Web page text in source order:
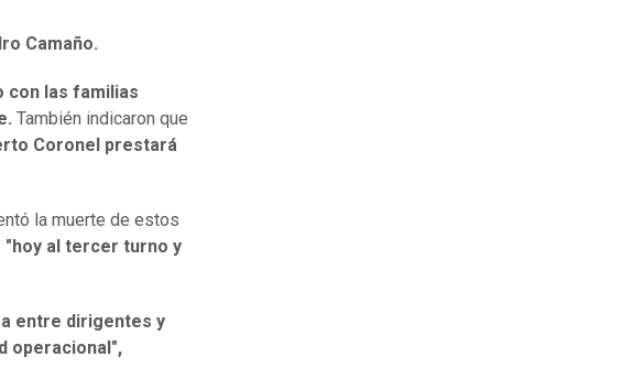
Camaño.
con las familias
También indicaron que
Coronel prestará
la muerte de estos
"hoy al tercer turno y
entre dirigentes y
operacional",